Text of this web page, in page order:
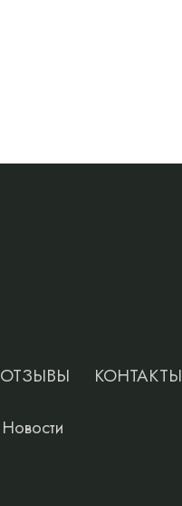
ОТЗЫВЫ КОНТАКТЫ
Новости